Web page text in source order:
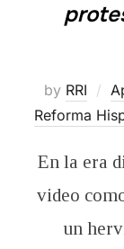
by RRI
Reforma
En la era
video
un